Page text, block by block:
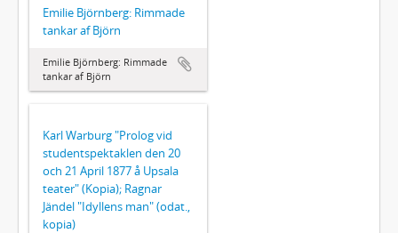
Emilie Björnberg: Rimmade
tankar af Björn
Emilie Björnberg: Rimmade
tankar af Björn
Karl Warburg "Prolog vid
studentspektaklen den 20
och 21 April 1877 å Upsala
teater" (Kopia); Ragnar
Jändel "Idyllens man" (odat.,
kopia)